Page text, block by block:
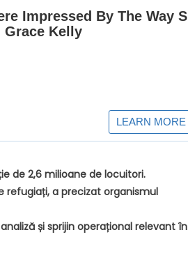
de 2,6 milioane de locuitori.
refugiați, a precizat organismul
și sprijin operațional relevant în